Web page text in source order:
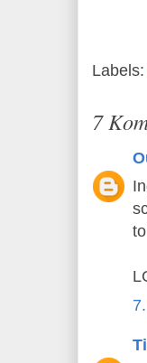
Labels:
7